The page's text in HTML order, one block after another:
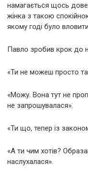
намагається щось
жінка з такою
якому годі було
Павло зробив крок до
«Ти не можеш просто
«Можу. Вона тут не
не запрошувалася».
«Ти що, тепер із
«А ти чим хотів?
наслухалася».